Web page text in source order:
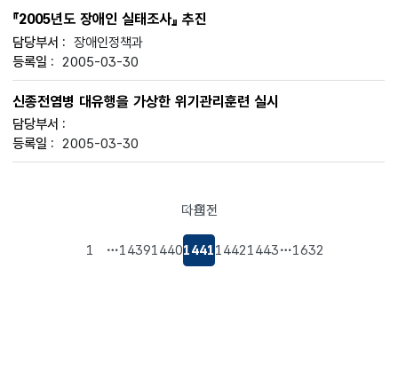
『2005년도 장애인 실태조사』 추진
장애인정책과
2005-03-30
신종전염병 대유행을 가상한 위기관리훈련 실시
2005-03-30
이전
페이지로
이동
1 14391440144114421443 1632
다음페이지로
이동